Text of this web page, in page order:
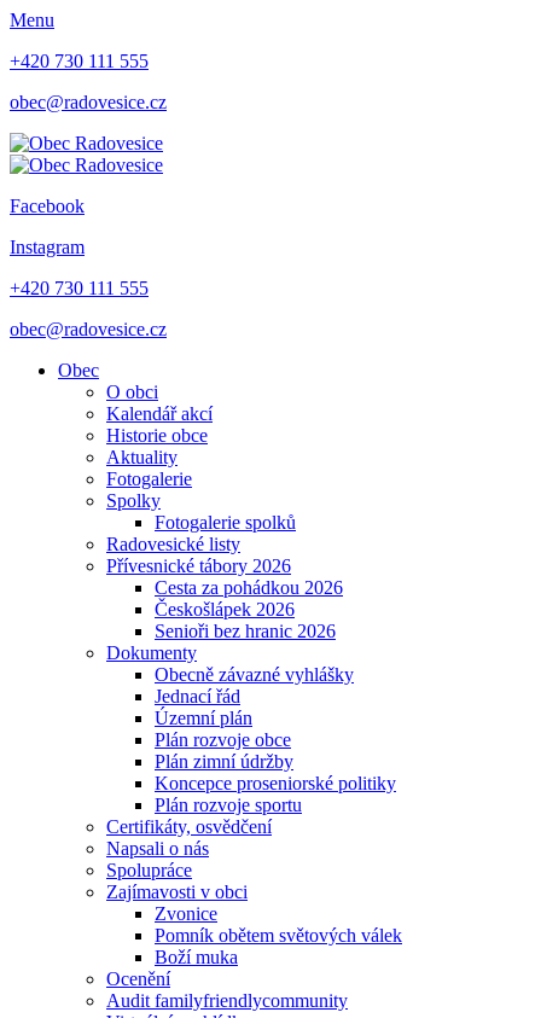
Menu
+420 730 111 555
obec@radovesice.cz
Facebook
Instagram
+420 730 111 555
obec@radovesice.cz
Obec
O obci
Kalendář akcí
Historie obce
Aktuality
Fotogalerie
Spolky
Fotogalerie spolků
Radovesické listy
Přívesnické tábory 2026
Cesta za pohádkou 2026
Českošlápek 2026
Senioři bez hranic 2026
Dokumenty
Obecně závazné vyhlášky
Jednací řád
Územní plán
Plán rozvoje obce
Plán zimní údržby
Koncepce proseniorské politiky
Plán rozvoje sportu
Certifikáty, osvědčení
Napsali o nás
Spolupráce
Zajímavosti v obci
Zvonice
Pomník obětem světových válek
Boží muka
Ocenění
Audit familyfriendlycommunity